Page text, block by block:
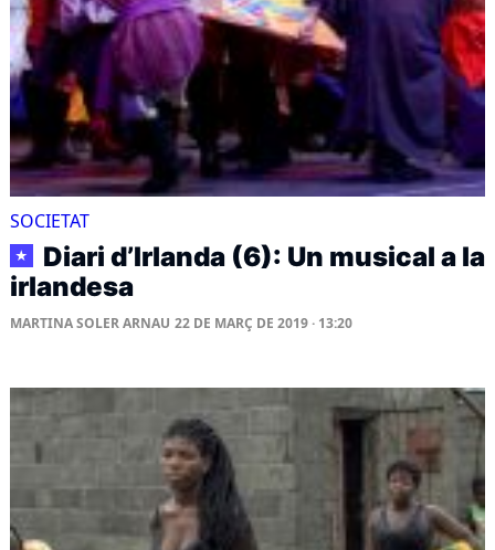
SOCIETAT
★
Diari d’Irlanda (6): Un musical a la
irlandesa
MARTINA SOLER ARNAU 22 DE MARÇ DE 2019 · 13:20